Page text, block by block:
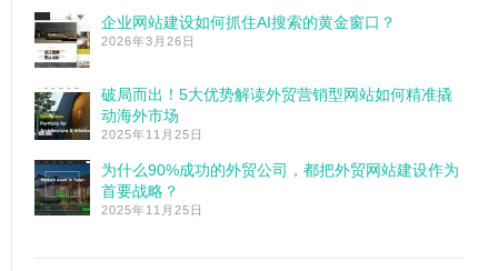
企业网站建设如何抓住AI搜索的黄金窗口？
2026年3月26日
破局而出！5大优势解读外贸营销型网站如何精准撬
动海外市场
2025年11月25日
为什么90%成功的外贸公司，都把外贸网站建设作为
首要战略？
2025年11月25日